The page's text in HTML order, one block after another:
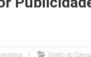
Direito do